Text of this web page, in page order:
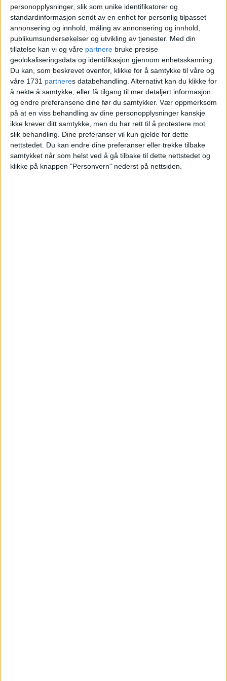
personopplysninger, slik som unike identifikatorer og
standardinformasjon sendt av en enhet for personlig tilpasset
annonsering og innhold, måling av annonsering og innhold,
publikumsundersøkelser og utvikling av tjenester. Med din
tillatelse kan vi og våre partnere bruke presise
geolokaliseringsdata og identifikasjon gjennom enhetsskanning.
Du kan, som beskrevet ovenfor, klikke for å samtykke til våre og
våre 1731 partneres databehandling. Alternativt kan du klikke for
å nekte å samtykke, eller få tilgang til mer detaljert informasjon
og endre preferansene dine før du samtykker. Vær oppmerksom
på at en viss behandling av dine personopplysninger kanskje
ikke krever ditt samtykke, men du har rett til å protestere mot
slik behandling. Dine preferanser vil kun gjelde for dette
nettstedet. Du kan endre dine preferanser eller trekke tilbake
samtykket når som helst ved å gå tilbake til dette nettstedet og
klikke på knappen "Personvern" nederst på nettsiden.
være stengt for ferdsel store deler av
dagen.
Selskapene er bedt om å ha aktiv
promillekontroll i appene sine fra og
med klokka 10:00 og ut dagen i hele Oslo
kommune.